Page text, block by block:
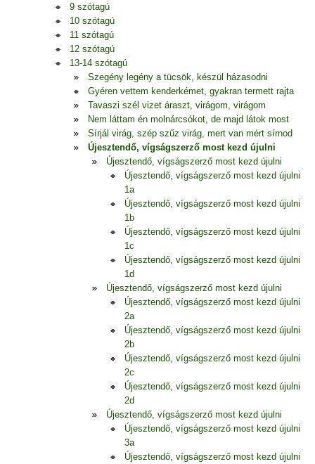
9 szótagú
10 szótagú
11 szótagú
12 szótagú
13-14 szótagú
Szegény legény a tücsök, készül házasodni
Gyéren vettem kenderkémet, gyakran termett rajta
Tavaszi szél vizet áraszt, virágom, virágom
Nem láttam én molnárcsókot, de majd látok most
Sírjál virág, szép szűz virág, mert van mért sírnod
Újesztendő, vígságszerző most kezd újulni
Újesztendő, vígságszerző most kezd újulni
Újesztendő, vígságszerző most kezd újulni
1a
Újesztendő, vígságszerző most kezd újulni
1b
Újesztendő, vígságszerző most kezd újulni
1c
Újesztendő, vígságszerző most kezd újulni
1d
Újesztendő, vígságszerző most kezd újulni
Újesztendő, vígságszerző most kezd újulni
2a
Újesztendő, vígságszerző most kezd újulni
2b
Újesztendő, vígságszerző most kezd újulni
2c
Újesztendő, vígságszerző most kezd újulni
2d
Újesztendő, vígságszerző most kezd újulni
Újesztendő, vígságszerző most kezd újulni
3a
Újesztendő, vígságszerző most kezd újulni